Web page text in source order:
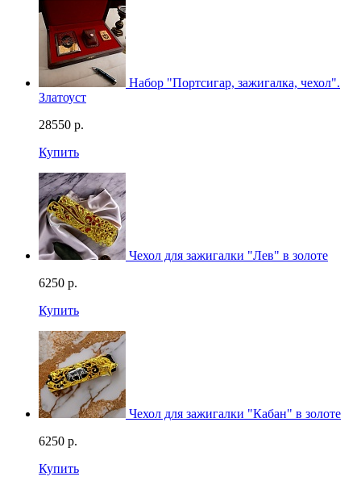
Смотреть видео
Набор "Портсигар, зажигалка, чехол".
Златоуст
28550 р.
Купить
Чехол для зажигалки "Лев" в золоте
6250 р.
Купить
Чехол для зажигалки "Кабан" в золоте
6250 р.
Купить